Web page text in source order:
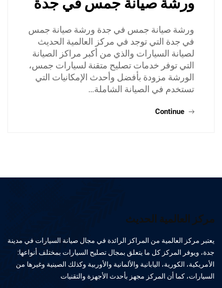
ورشة صيانة جمس في جدة ورشة صيانة جمس
في جدة التي توجد في مركز العالمية الحديث
لصيانة السيارات والذي من أكبر مراكز الصيانة
التي توفر خدمات تصليح متقنة لسيارات جمس،
الورشة مزودة بأفضل وأحدث الإمكانيات التي
تستخدم في الصيانة الشاملة…
Continue
مركز العالمية الحديث
يعتبر مركز العالمية من المراكز الرائدة في مجال صيانة السيارات في مدينة
جدة، ويوفر المركز كل ما يتعلق بمجال تصليح السيارات بمختلف أنواعها:
الأمريكية، الكورية، اليابانية والألمانية والأوربية وكذلك الصينية وغيرها من
السيارات، كما أن المركز مجهز بأحدث الأجهزة والتقنيات